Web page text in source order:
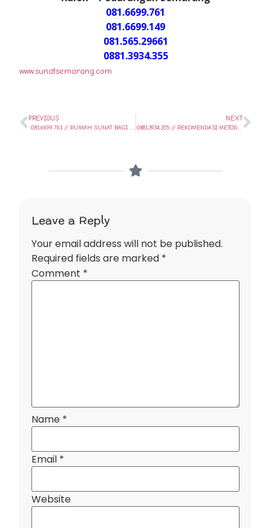
081.6699.761
081.6699.149
081.565.29661
0881.3934.355
www.sunatsemarang.com
PREVIOUS NEXT
0881.3934.355 // REKOMENDASI METODE KHITAN BAYI TERBAIK DI NGALIYAN – SEMARANG // SUNAT SEHARI SAJA..
Leave a Reply
Your email address will not be published.
Required fields are marked *
Comment *
Name *
Email *
Website